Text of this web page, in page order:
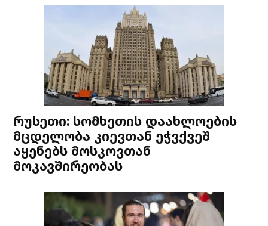
რუსეთი: სომხეთის დაახლოების
მცდელობა კიევთან ეჭვქვეშ
აყენებს მოსკოვთან
მოკავშირეობას